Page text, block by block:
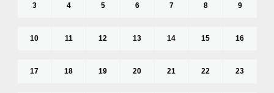
3 4 5 6 7 8 9
10 11 12 13 14 15 16
17 18 19 20 21 22 23